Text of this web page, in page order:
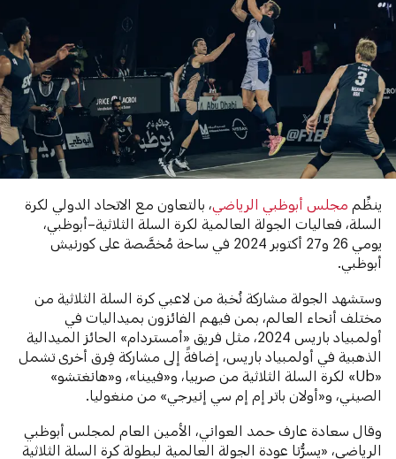
ينظِّم مجلس أبوظبي الرياضي ، بالتعاون مع الاتحاد الدولي لكرة
السلة، فعاليات الجولة العالمية لكرة السلة الثلاثية–أبوظبي،
يومي 26 و27 أكتوبر 2024 في ساحة مُخصَّصة على كورنيش
أبوظبي.
وستشهد الجولة مشاركة نُخبة من لاعبي كرة السلة الثلاثية من
مختلف أنحاء العالم، بمن فيهم الفائزون بميداليات في
أولمبياد باريس 2024، مثل فريق «أمستردام» الحائز الميدالية
الذهبية في أولمبياد باريس، إضافةً إلى مشاركة فِرق أخرى تشمل
«Ub» لكرة السلة الثلاثية من صربيا، و«فيينا»، و«هانغتشو»
الصيني، و«أولان باتر إم إم سي إنيرجي» من منغوليا.
وقال سعادة عارف حمد العواني، الأمين العام لمجلس أبوظبي
الرياضي، «يسرُّنا عودة الجولة العالمية لبطولة كرة السلة الثلاثية